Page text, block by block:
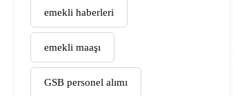
emekli haberleri
emekli maaşı
GSB personel alımı